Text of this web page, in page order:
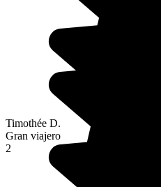
Timothée D.
Gran viajero
2